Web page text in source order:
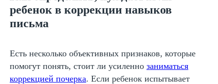
ребенок в коррекции навыков
письма
Есть несколько объективных признаков, которые
помогут понять, стоит ли усиленно заниматься
коррекцией почерка. Если ребенок испытывает